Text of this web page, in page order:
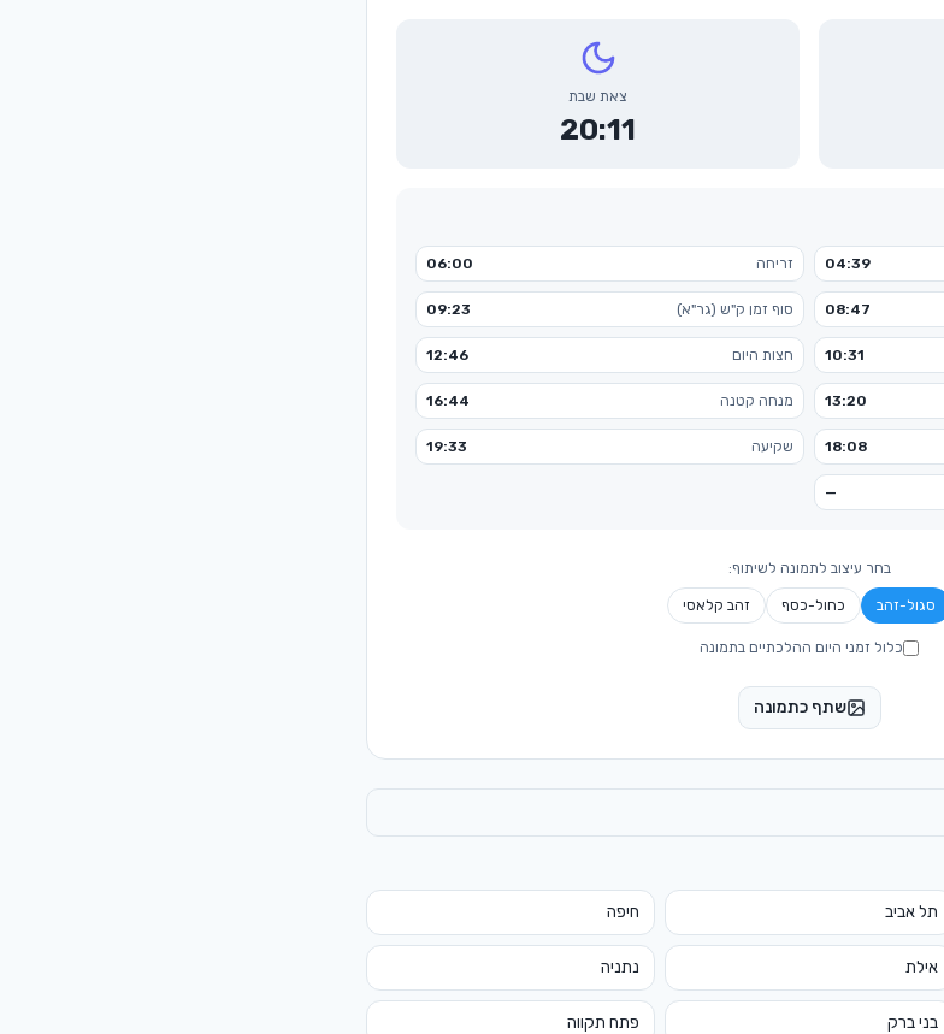
צאת שבת
20:11
04:39 זריחה 06:00
08:47 סוף זמן ק"ש (גר"א) 09:23
10:31 חצות היום 12:46
13:20 מנחה קטנה 16:44
18:08 שקיעה 19:33
—
בחר עיצוב לתמונה לשיתוף:
סגול-זהב כחול-כסף זהב קלאסי
כלול זמני היום ההלכתיים בתמונה
שתף כתמונה
תל אביב חיפה
אילת נתניה
בני ברק פתח תקווה